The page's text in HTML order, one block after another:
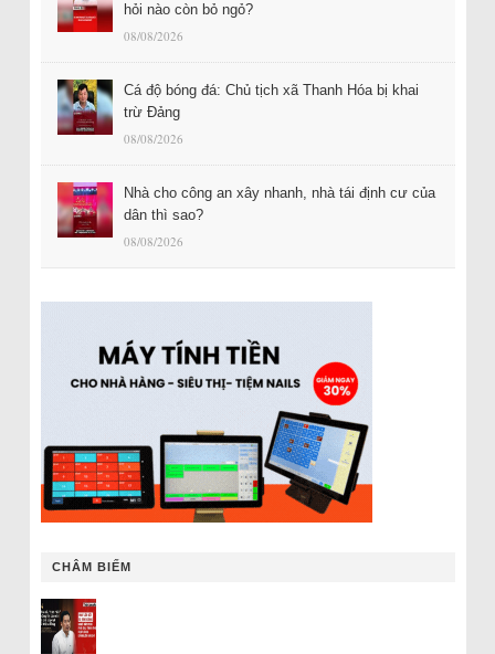
hỏi nào còn bỏ ngỏ?
08/08/2026
Cá độ bóng đá: Chủ tịch xã Thanh Hóa bị khai
trừ Đảng
08/08/2026
Nhà cho công an xây nhanh, nhà tái định cư của
dân thì sao?
08/08/2026
CHÂM BIẾM